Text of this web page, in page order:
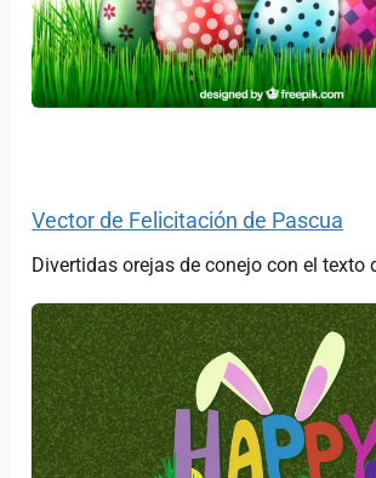
Vector de Felicitación de Pascua
Divertidas orejas de conejo con el texto